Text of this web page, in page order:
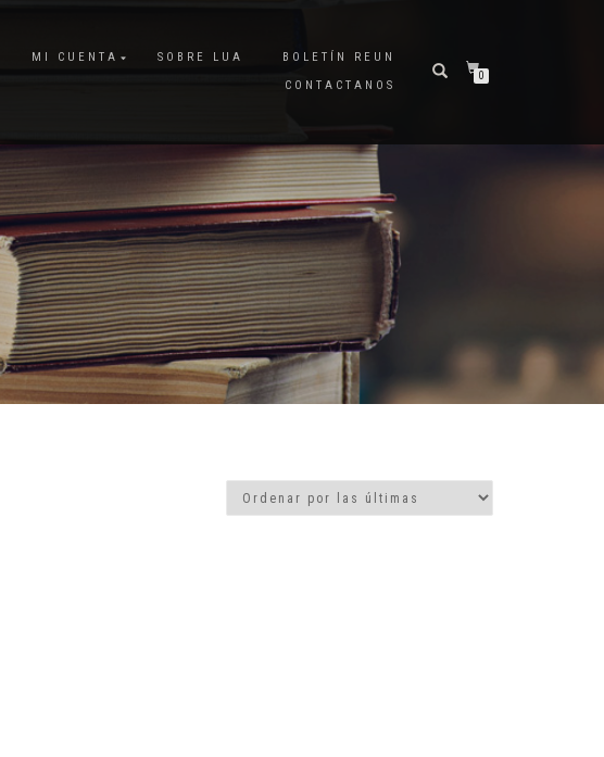
MI CUENTA SOBRE LUA
BOLETÍN REUN
CONTACTANOS
0